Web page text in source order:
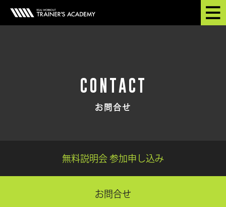
CONTACT
お問合せ
無料説明会 参加申し込み
お問合せ